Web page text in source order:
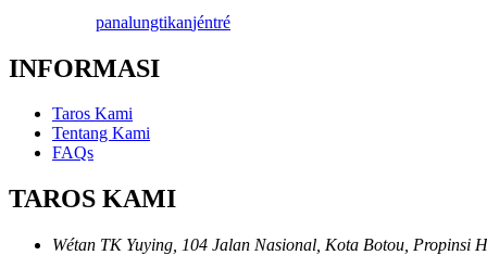
panalungtikanjéntré
INFORMASI
Taros Kami
Tentang Kami
FAQs
TAROS KAMI
Wétan TK Yuying, 104 Jalan Nasional, Kota Botou, Propinsi